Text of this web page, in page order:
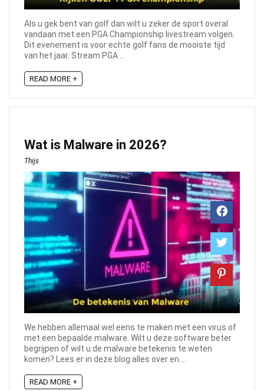
Als u gek bent van golf dan wilt u zeker de sport overal
vandaan met een PGA Championship livestream volgen.
Dit evenement is voor echte golf fans de mooiste tijd
van het jaar. Stream PGA ...
READ MORE +
Wat is Malware in 2026?
Thijs
We hebben allemaal wel eens te maken met een virus of
met een bepaalde malware. Wilt u deze software beter
begrijpen of wilt u de malware betekenis te weten
komen? Lees er in deze blog alles over en ...
READ MORE +